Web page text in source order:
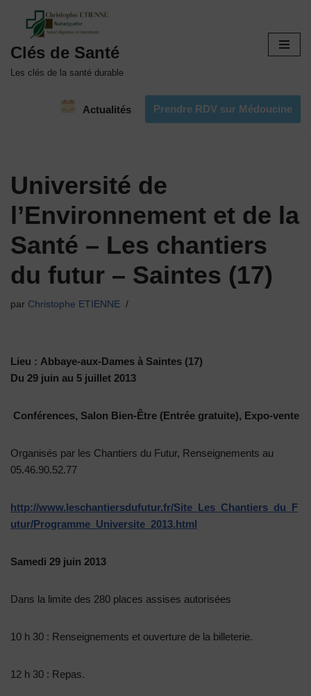
au
contenu
Clés de Santé
Les clés de la santé durable
Actualités Prendre RDV sur Médoucine
Université de
l’Environnement et de la
Santé – Les chantiers
du futur – Saintes (17)
par Christophe ETIENNE
Lieu : Abbaye-aux-Dames à Saintes (17)
Du 29 juin au 5 juillet 2013
Conférences, Salon Bien-Être (Entrée gratuite), Expo-vente
Organisés par les Chantiers du Futur, Renseignements au
05.46.90.52.77
http://www.leschantiersdufutur.fr/Site_Les_Chantiers_du_F
utur/Programme_Universite_2013.html
Samedi 29 juin 2013
Dans la limite des 280 places assises autorisées
10 h 30 : Renseignements et ouverture de la billeterie.
12 h 30 : Repas.